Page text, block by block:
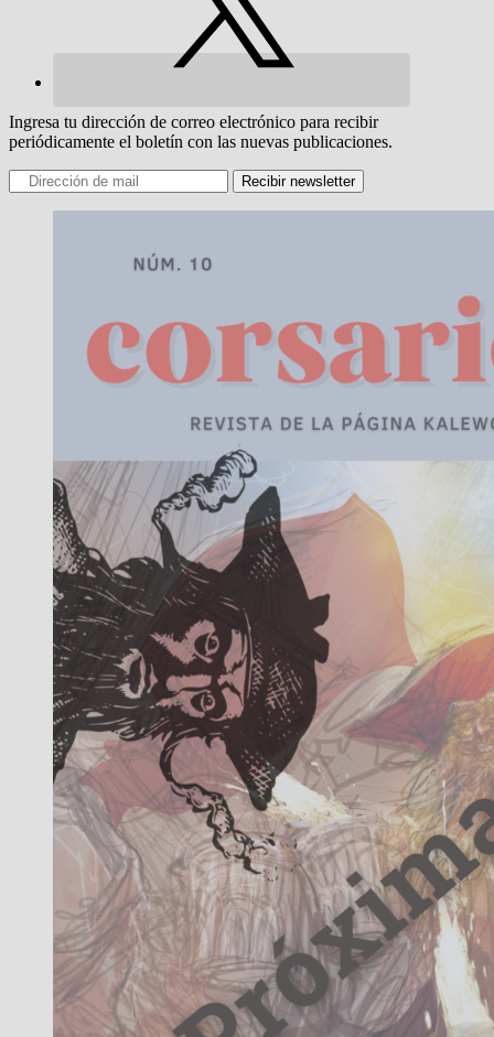
Ingresa tu dirección de correo electrónico para recibir
periódicamente el boletín con las nuevas publicaciones.
Recibir newsletter